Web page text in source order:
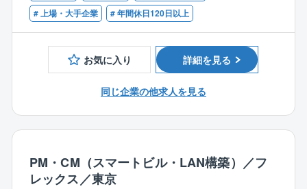
社内規則＆業務説明→毎月発生する会議や定常業務説
部長職としての詳細な業務説明
２、プロジェクト統括管理
・重要プロジェクトにおける施工計画、工程、品質、
安全、原価の統括審査,承認
・トラブル,事故発生時の危機管理対応および発注者,官
公庁との折衝
３、組織マネジメント・人材育成:
・部下（課長層、技術者、スタッフ）の目標設定、評
価、育成、配置計画の策定（同部署には30人～50名程
・監理技術者,主任技術者の適正配置管理と建設業法コ
ンプライアンスの遵守
・マネジメント経験（目安：10名以上の組織におい
て、課長職以上の経験が5年以上）をお持ちの方
【歓迎要件】
・数億円規模のプロジェクトにおける予算管理（P/L）
経験をお持ちの方
# 上場・大手企業
# 年間休日120日以上
お気に入り 詳細を見る
同じ企業の他求人を見る
PM・CM（スマートビル・LAN構築）／フ
レックス／東京